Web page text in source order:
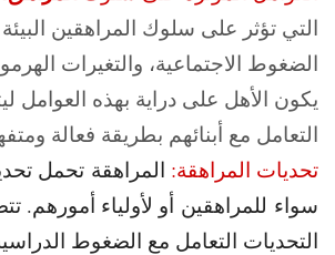
التي تؤثر على سلوك
المراهقين
الضغوط الاجتماعية، والتغيرات
يكون الأهل على دراية بهذه العوامل
التعامل مع أبنائهم بطريقة فعالة
تحديات المراهقة: المراهقة تحمل
سواء للمراهقين أو لأولياء أمورهم.
التحديات التعامل مع الضغوط